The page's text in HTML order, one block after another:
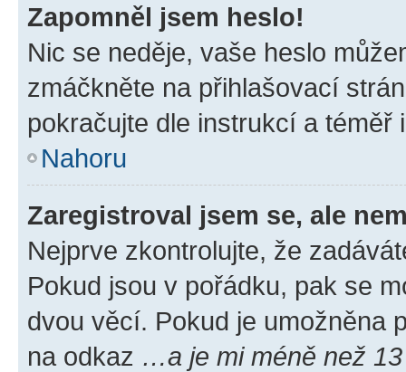
Zapomněl jsem heslo!
Nic se neděje, vaše heslo
zmáčkněte na přihlašovací
pokračujte dle instrukcí a téměř
Nahoru
Zaregistroval jsem se, ale
Nejprve zkontrolujte, že
Pokud jsou v pořádku, pak se
dvou věcí. Pokud je umožněna
na odkaz …a je mi méně než